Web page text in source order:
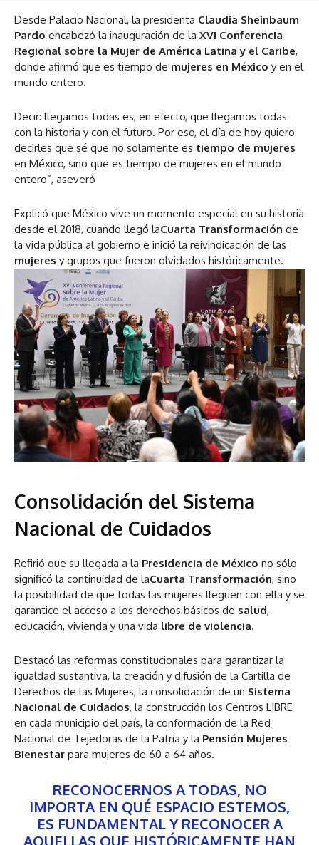
Desde Palacio Nacional, la presidenta Claudia Sheinbaum
Pardo encabezó la inauguración de la XVI Conferencia
Regional sobre la Mujer de América Latina y el Caribe,
donde afirmó que es tiempo de mujeres en México y en el
mundo entero.
Decir: llegamos todas es, en efecto, que llegamos todas
con la historia y con el futuro. Por eso, el día de hoy quiero
decirles que sé que no solamente es tiempo de mujeres
en México, sino que es tiempo de mujeres en el mundo
entero”, aseveró
Explicó que México vive un momento especial en su historia
desde el 2018, cuando llegó laCuarta Transformación de
la vida pública al gobierno e inició la reivindicación de las
mujeres y grupos que fueron olvidados históricamente.
Consolidación del Sistema
Nacional de Cuidados
Refirió que su llegada a la Presidencia de México no sólo
significó la continuidad de laCuarta Transformación, sino
la posibilidad de que todas las mujeres lleguen con ella y se
garantice el acceso a los derechos básicos de salud,
educación, vivienda y una vida libre de violencia.
Destacó las reformas constitucionales para garantizar la
igualdad sustantiva, la creación y difusión de la Cartilla de
Derechos de las Mujeres, la consolidación de un Sistema
Nacional de Cuidados, la construcción los Centros LIBRE
en cada municipio del país, la conformación de la Red
Nacional de Tejedoras de la Patria y la Pensión Mujeres
Bienestar para mujeres de 60 a 64 años.
RECONOCERNOS A TODAS, NO
IMPORTA EN QUÉ ESPACIO ESTEMOS,
ES FUNDAMENTAL Y RECONOCER A
AQUELLAS QUE HISTÓRICAMENTE HAN